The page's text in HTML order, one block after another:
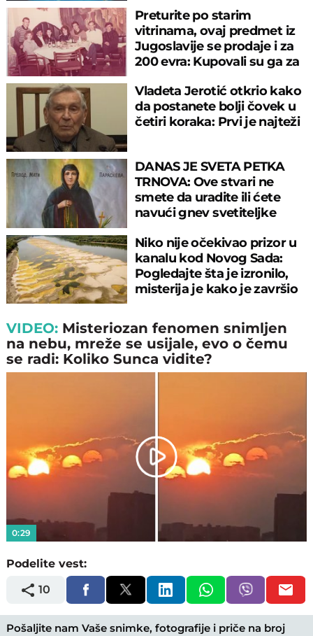
Preturite po starim
vitrinama, ovaj predmet iz
Jugoslavije se prodaje i za
200 evra: Kupovali su ga za
Vladeta Jerotić otkrio kako
da postanete bolji čovek u
četiri koraka: Prvi je najteži
DANAS JE SVETA PETKA
TRNOVA: Ove stvari ne
smete da uradite ili ćete
navući gnev svetiteljke
Niko nije očekivao prizor u
kanalu kod Novog Sada:
Pogledajte šta je izronilo,
misterija je kako je završio
VIDEO: Misteriozan fenomen snimljen
na nebu, mreže se usijale, evo o čemu
se radi: Koliko Sunca vidite?
Play
Video
0:29
Podelite vest:
10
Pošaljite nam Vaše snimke, fotografije i priče na broj